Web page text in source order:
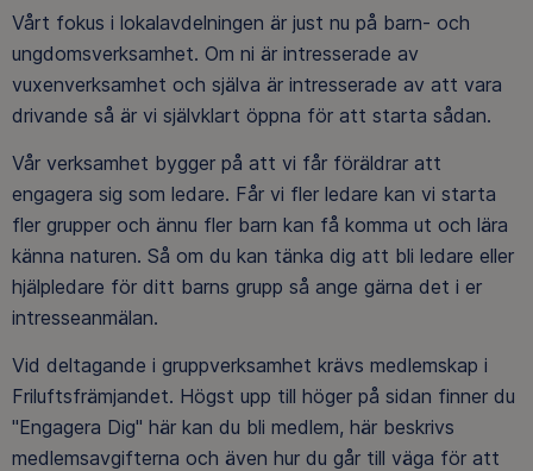
Vårt fokus i lokalavdelningen är just nu på barn- och
ungdomsverksamhet. Om ni är intresserade av
vuxenverksamhet och själva är intresserade av att vara
drivande så är vi självklart öppna för att starta sådan.
Vår verksamhet bygger på att vi får föräldrar att
engagera sig som ledare. Får vi fler ledare kan vi starta
fler grupper och ännu fler barn kan få komma ut och lära
känna naturen. Så om du kan tänka dig att bli ledare eller
hjälpledare för ditt barns grupp så ange gärna det i er
intresseanmälan.
Vid deltagande i gruppverksamhet krävs medlemskap i
Friluftsfrämjandet. Högst upp till höger på sidan finner du
"Engagera Dig" här kan du bli medlem, här beskrivs
medlemsavgifterna och även hur du går till väga för att